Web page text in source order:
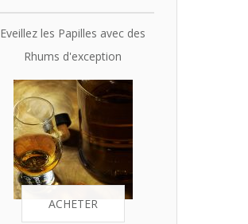
Eveillez les Papilles avec des
Rhums d'exception
ACHETER